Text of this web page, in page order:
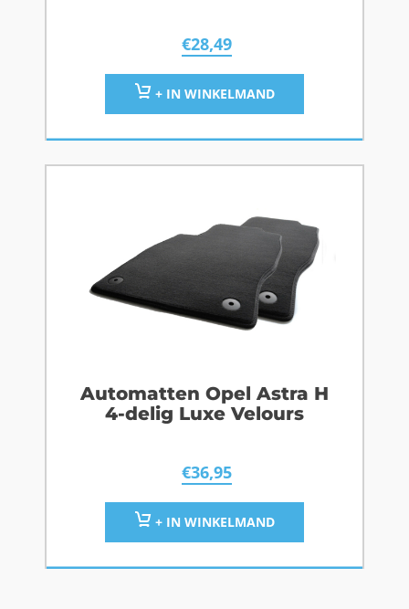
€28,49
+ IN WINKELMAND
Automatten Opel Astra H
4-delig Luxe Velours
€36,95
+ IN WINKELMAND